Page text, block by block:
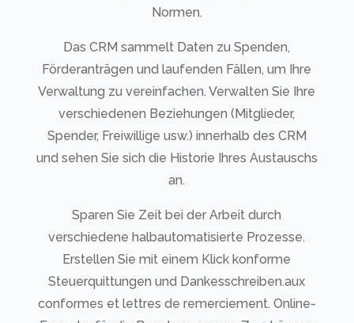
Normen.
Das CRM sammelt Daten zu Spenden,
Förderanträgen und laufenden Fällen, um Ihre
Verwaltung zu vereinfachen. Verwalten Sie Ihre
verschiedenen Beziehungen (Mitglieder,
Spender, Freiwillige usw.) innerhalb des CRM
und sehen Sie sich die Historie Ihres Austauschs
an.
Sparen Sie Zeit bei der Arbeit durch
verschiedene halbautomatisierte Prozesse.
Erstellen Sie mit einem Klick konforme
Steuerquittungen und Dankesschreiben.aux
conformes et lettres de remerciement. Online-